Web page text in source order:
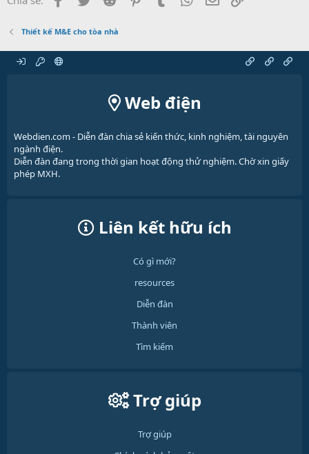
Thiết kế M&E cho tòa nhà
Web điện
Webdien.com - Diễn đàn chia sẻ kiến thức, kinh nghiệm, tài nguyên
ngành điện.
Diễn đàn đang trong thời gian hoạt động thử nghiệm. Chờ xin giấy
phép MXH.
Liên kết hữu ích
Có gì mới?
resources
Diễn đàn
Thành viên
Tìm kiếm
Trợ giúp
Trợ giúp